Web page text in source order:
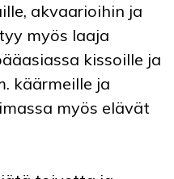
akvaarioihin ja
myös laaja
kissoille ja
käärmeille ja
myös elävät